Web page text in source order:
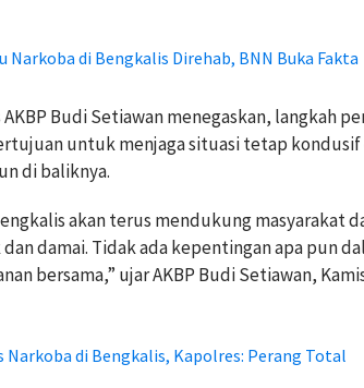
Narkoba di Bengkalis Direhab, BNN Buka Fakta
Budi Setiawan menegaskan, langkah
untuk menjaga situasi tetap
di baliknya.
akan terus mendukung masyarakat
dan damai. Tidak ada kepentingan apa pun
bersama,” ujar AKBP Budi Setiawan,
Narkoba di Bengkalis, Kapolres: Perang Total